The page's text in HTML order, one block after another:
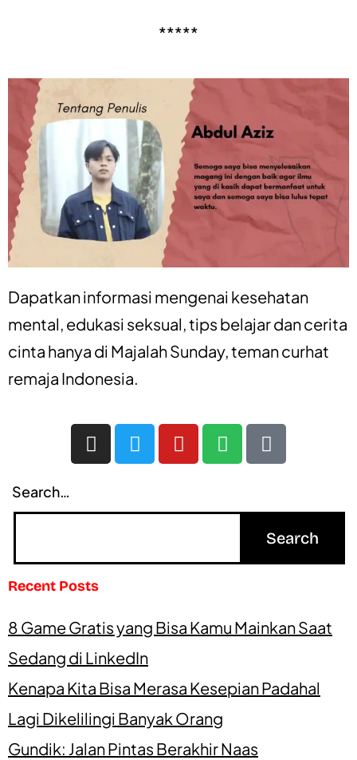
*****
Dapatkan informasi mengenai kesehatan
mental, edukasi seksual,tips belajardancerita
cinta hanya di Majalah Sunday, teman curhat
remaja Indonesia.
Search…
Recent Posts
8 Game Gratis yang Bisa Kamu Mainkan Saat
Sedang di LinkedIn
Kenapa Kita Bisa Merasa Kesepian Padahal
Lagi Dikelilingi Banyak Orang
Gundik: Jalan Pintas Berakhir Naas